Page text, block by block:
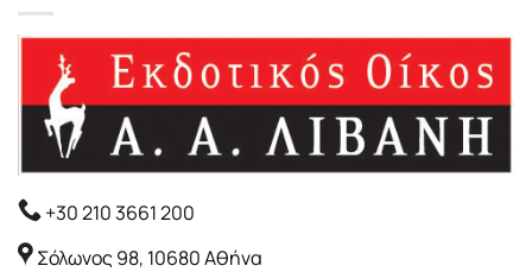
+30 210 3661 200
Σόλωνος 98, 10680 Αθήνα